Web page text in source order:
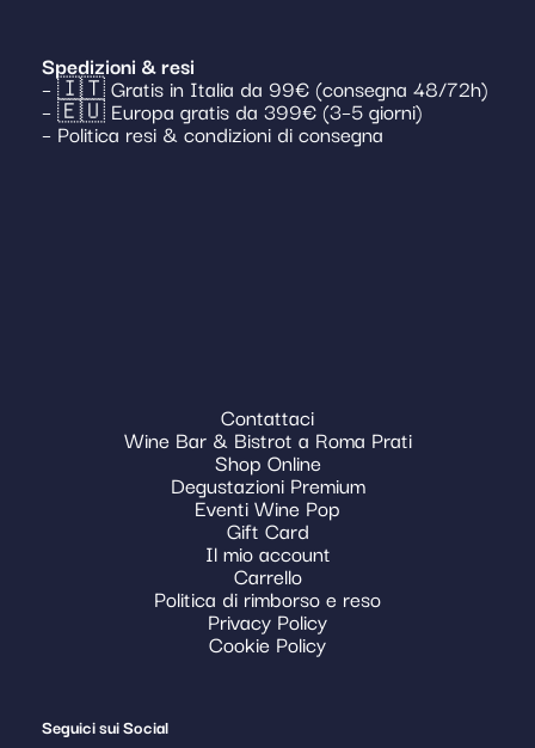
Spedizioni & resi
– 🇮🇹 Gratis in Italia da 99€ (consegna 48/72h)
– 🇪🇺 Europa gratis da 399€ (3–5 giorni)
– Politica resi & condizioni di consegna
Contattaci
Wine Bar & Bistrot a Roma Prati
Shop Online
Degustazioni Premium
Eventi Wine Pop
Gift Card
Il mio account
Carrello
Politica di rimborso e reso
Privacy Policy
Cookie Policy
Seguici sui Social